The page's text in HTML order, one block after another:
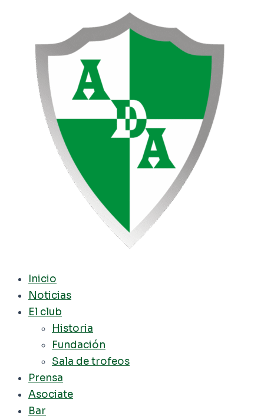
contenido
Inicio
Noticias
El club
Historia
Fundación
Sala de trofeos
Prensa
Asociate
Bar